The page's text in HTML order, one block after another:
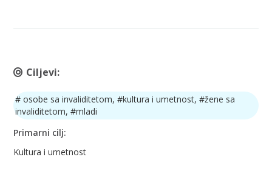
Ciljevi:
# osobe sa invaliditetom, #kultura i umetnost, #žene sa
invaliditetom, #mladi
Primarni cilj:
Kultura i umetnost